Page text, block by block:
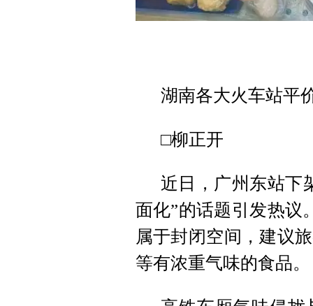
湖南各大火车站平
□柳正开
近日，广州东站下
面化”的话题引发热议
属于封闭空间，建议
等有浓重气味的食品。